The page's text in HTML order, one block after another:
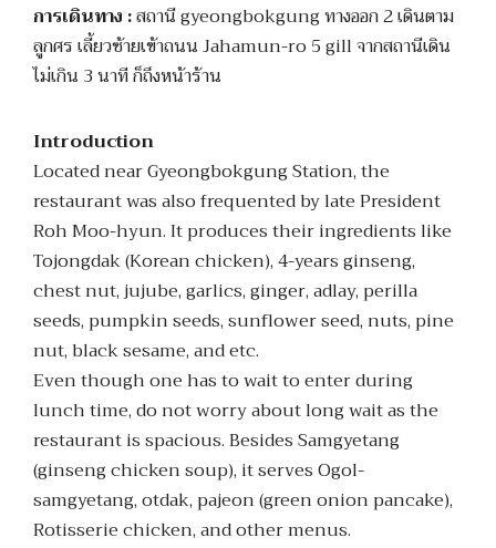
การเดินทาง :สถานี gyeongbokgung ทางออก 2 เดินตาม
ลูกศร เลี้ยวซ้ายเข้าถนน Jahamun-ro 5 gill จากสถานีเดิน
ไม่เกิน 3 นาที ก็ถึงหน้าร้าน
Introduction
Located near Gyeongbokgung Station, the
restaurant was also frequented by late President
Roh Moo-hyun. It produces their ingredients like
Tojongdak (Korean chicken), 4-years ginseng,
chest nut, jujube, garlics, ginger, adlay, perilla
seeds, pumpkin seeds, sunflower seed, nuts, pine
nut, black sesame, and etc.
Even though one has to wait to enter during
lunch time, do not worry about long wait as the
restaurant is spacious. Besides Samgyetang
(ginseng chicken soup), it serves Ogol-
samgyetang, otdak, pajeon (green onion pancake),
Rotisserie chicken, and other menus.